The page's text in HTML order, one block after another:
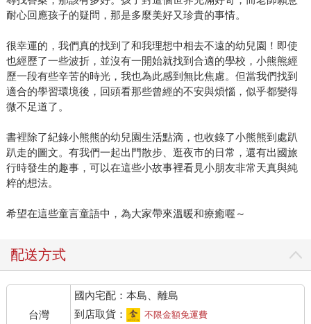
耐心回應孩子的疑問，那是多麼美好又珍貴的事情。
很幸運的，我們真的找到了和我理想中相去不遠的幼兒園！即使
也經歷了一些波折，並沒有一開始就找到合適的學校，小熊熊經
歷一段有些辛苦的時光，我也為此感到無比焦慮。但當我們找到
適合的學習環境後，回頭看那些曾經的不安與煩惱，似乎都變得
微不足道了。
書裡除了紀錄小熊熊的幼兒園生活點滴，也收錄了小熊熊到處趴
趴走的圖文。有我們一起出門散步、逛夜市的日常，還有出國旅
行時發生的趣事，可以在這些小故事裡看見小朋友非常天真與純
粹的想法。
希望在這些童言童語中，為大家帶來溫暖和療癒喔～
配送方式
台灣
國內宅配：本島、離島
到店取貨：
不限金額免運費